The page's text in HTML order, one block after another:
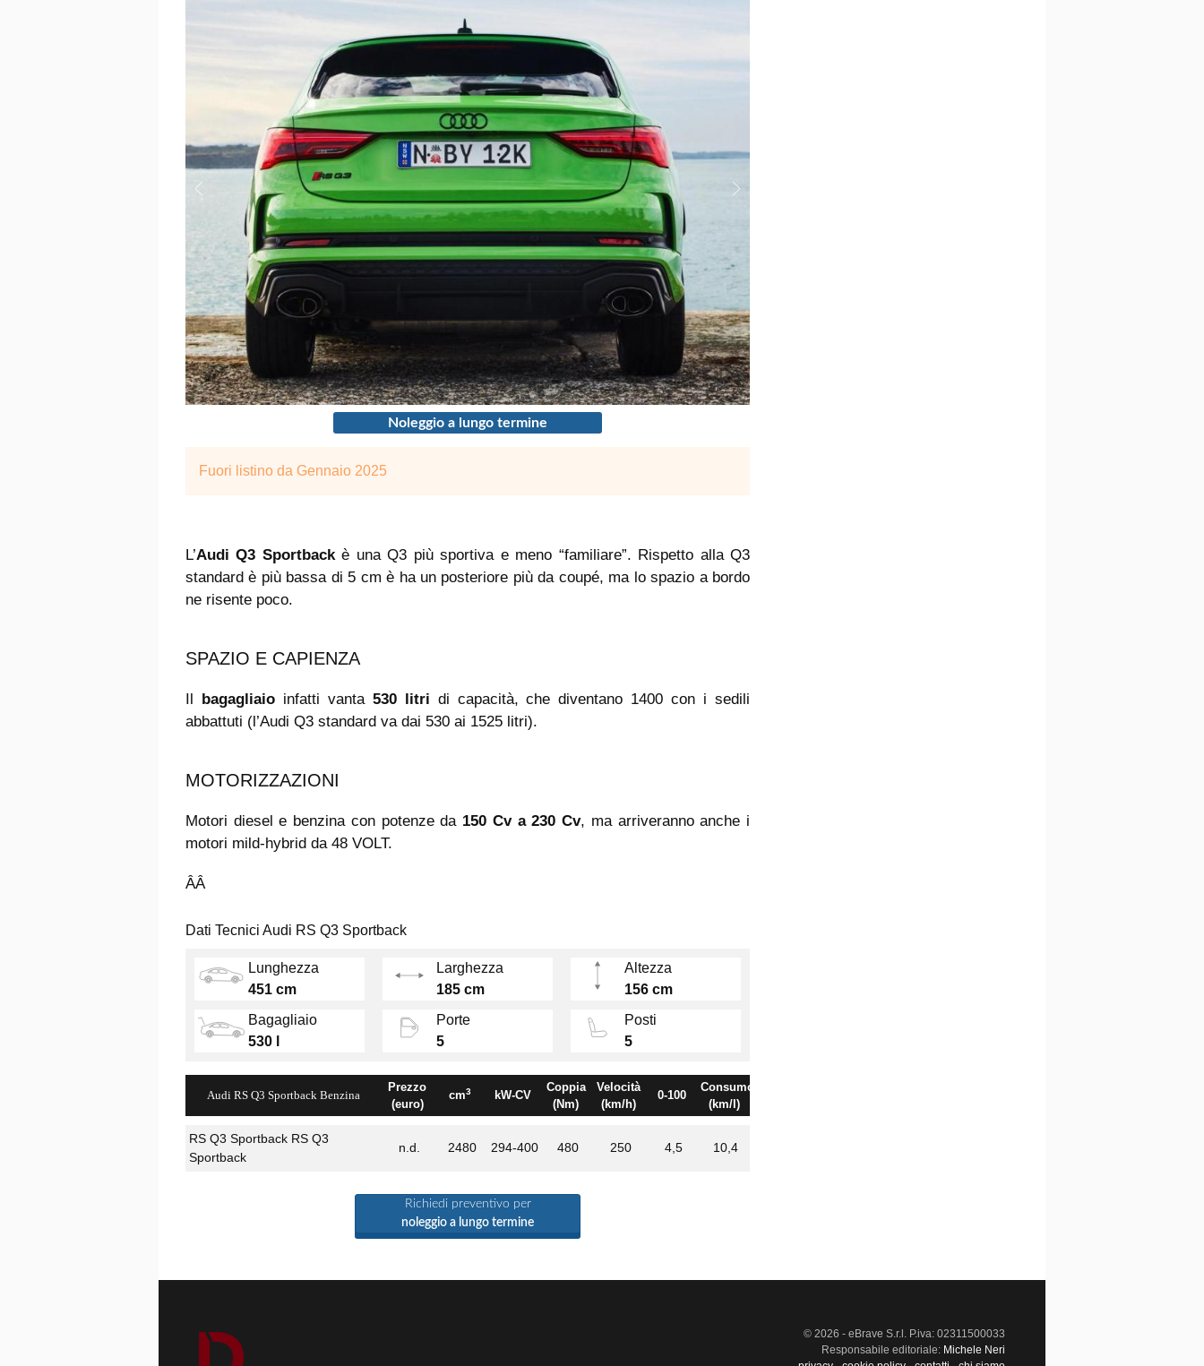
Noleggio a lungo termine
Fuori listino da Gennaio 2025
L’Audi Q3 Sportbackè una Q3 più sportiva e meno “familiare”. Rispetto alla Q3
standard è più bassa di 5 cm è ha un posteriore più da coupé, ma lo spazio a bordo
ne risente poco.
SPAZIO E CAPIENZA
Il bagagliaioinfatti vanta 530 litri di capacità, che diventano 1400 con i sedili
abbattuti (l’Audi Q3 standard va dai 530 ai 1525 litri).
MOTORIZZAZIONI
Motori diesel e benzina con potenze da 150 Cv a 230 Cv, ma arriveranno anche i
motori mild-hybrid da 48 VOLT.
ÂÂ
Dati Tecnici Audi RS Q3 Sportback
Lunghezza
451 cm
Larghezza
185 cm
Altezza
156 cm
Bagagliaio
530 l
Porte
5
Posti
5
Audi RS Q3 Sportback Benzina
Prezzo
(euro)
cm3 kW-CV
Coppia
(Nm)
Velocità
(km/h)
0-100
Consumo
(km/l)
RS Q3 Sportback RS Q3
Sportback
n.d. 2480 294-400 480 250 4,5 10,4
Richiedi preventivo per
noleggio a lungo termine
© 2026 - eBrave S.r.l. P.iva: 02311500033
Responsabile editoriale: Michele Neri